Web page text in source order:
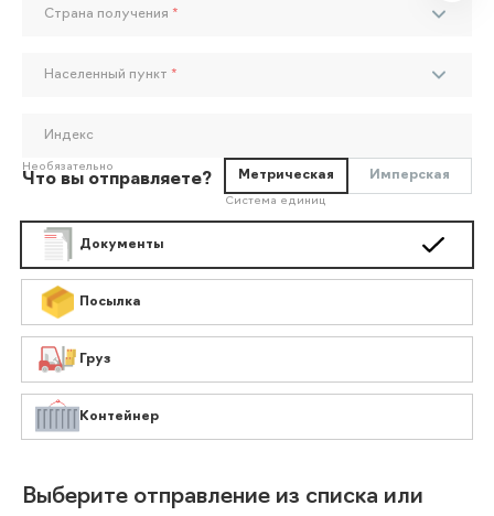
Страна получения *
Населенный пункт *
Индекс
Необязательно
Что вы отправляете? Метрическая Имперская
Система единиц
Документы
Посылка
Груз
Контейнер
Выберите отправление из списка или